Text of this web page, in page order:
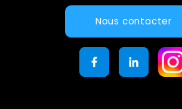
Nous contacter